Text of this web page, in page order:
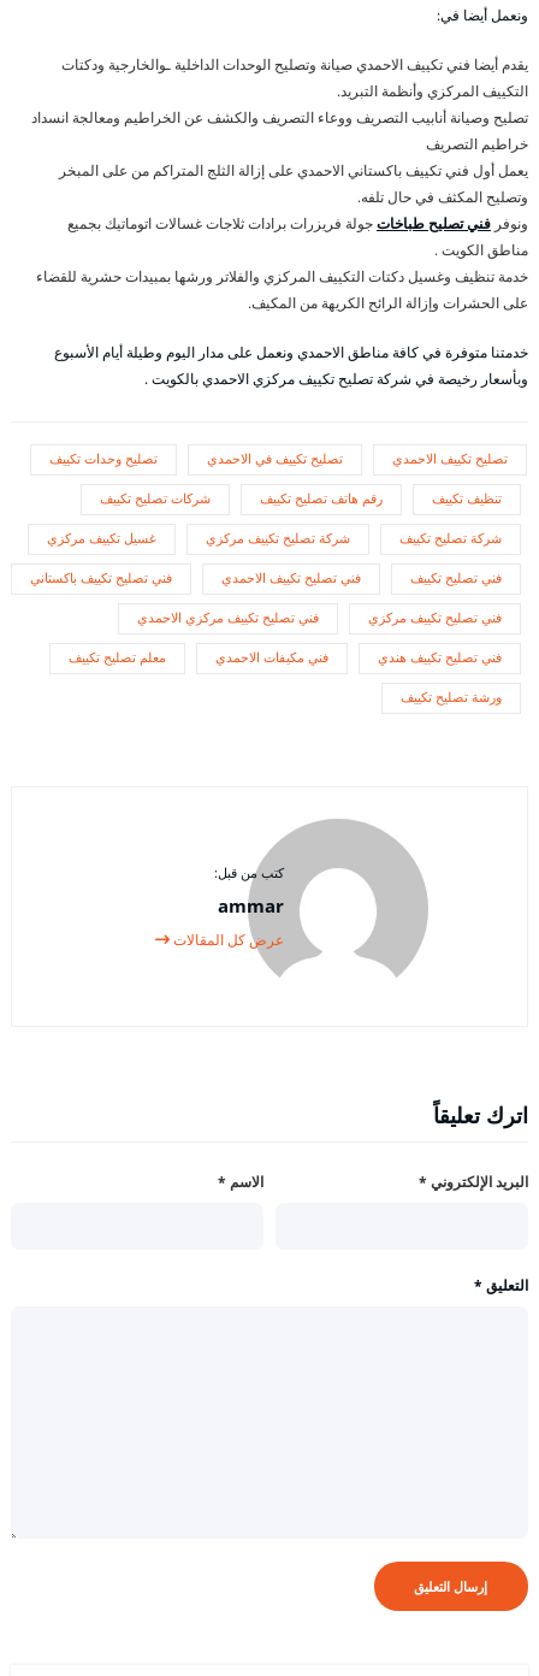
ونعمل أيضا في:
يقدم أيضا فني تكييف الاحمدي صيانة وتصليح الوحدات الداخلية ـوالخارجية ودكتات
التكييف المركزي وأنظمة التبريد.
تصليح وصيانة أنابيب التصريف ووعاء التصريف والكشف عن الخراطيم ومعالجة انسداد
خراطيم التصريف
يعمل أول فني تكييف باكستاني الاحمدي على إزالة الثلج المتراكم من على المبخر
وتصليح المكثف في حال تلفه.
ونوفر فني تصليح طباخاتجولة فريزرات برادات ثلاجات غسالات اتوماتيك بجميع
مناطق الكويت .
خدمة تنظيف وغسيل دكتات التكييف المركزي والفلاتر ورشها بمبيدات حشرية للقضاء
على الحشرات وإزالة الرائح الكريهة من المكيف.
خدمتنا متوفرة في كافة مناطق الاحمدي ونعمل على مدار اليوم وطيلة أيام الأسبوع
وبأسعار رخيصة في شركة تصليح تكييف مركزي الاحمدي بالكويت .
تصليح تكييف الاحمدي تصليح تكييف في الاحمدي تصليح وحدات تكييف
تنظيف تكييف رقم هاتف تصليح تكييف شركات تصليح تكييف
شركة تصليح تكييف شركة تصليح تكييف مركزي غسيل تكييف مركزي
فني تصليح تكييف فني تصليح تكييف الاحمدي فني تصليح تكييف باكستاني
فني تصليح تكييف مركزي فني تصليح تكييف مركزي الاحمدي
فني تصليح تكييف هندي فني مكيفات الاحمدي معلم تصليح تكييف
ورشة تصليح تكييف
كتب من قبل:
ammar
عرض كل المقالات
اترك تعليقاً
الاسم * البريد الإلكتروني *
التعليق *